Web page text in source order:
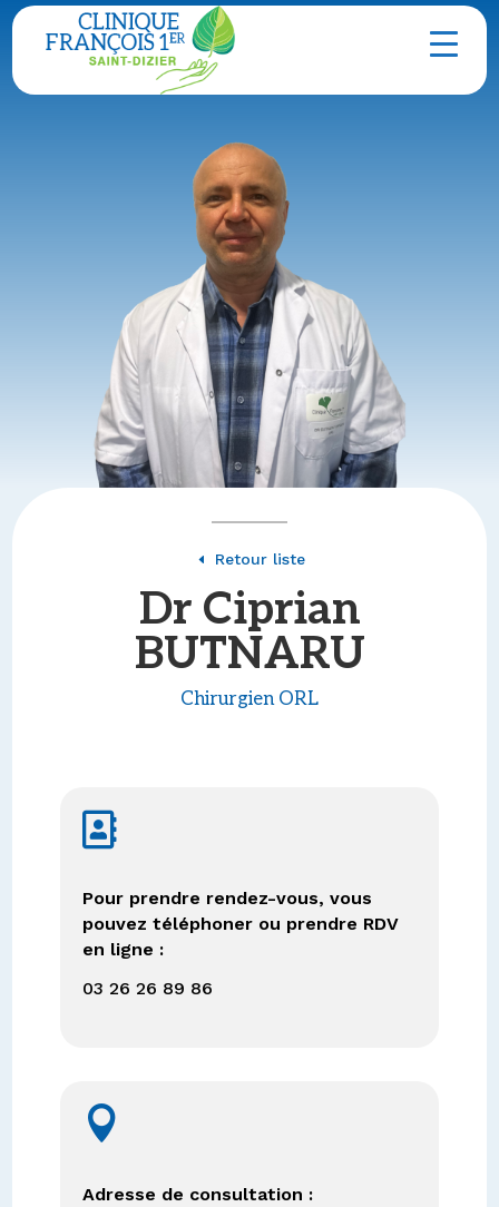
D Retour liste
Dr Ciprian
BUTNARU
Chirurgien ORL

Pour prendre rendez-vous, vous
pouvez téléphoner ou prendre RDV
en ligne :
03 26 26 89 86

Adresse de consultation :